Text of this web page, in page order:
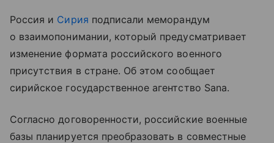
Россия и Сирия подписали меморандум
о взаимопонимании, который предусматривает
изменение формата российского военного
присутствия в стране. Об этом сообщает
сирийское государственное агентство Sana.
Согласно договоренности, российские военные
базы планируется преобразовать в совместные